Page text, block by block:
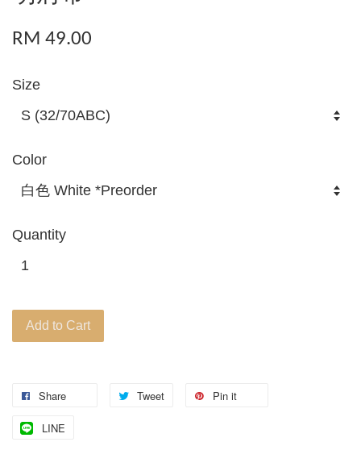
RM 49.00
Size
Color
Quantity
Add to Cart
Share Tweet Pin it
LINE